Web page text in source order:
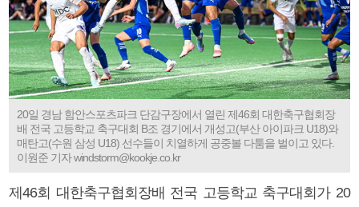
20일 경남 함안스포츠파크 단감구장에서 열린 제46회 대한축구협회장
배 전국 고등학교 축구대회 B조 경기에서 개성고(부산 아이파크 U18)와
매탄고(수원 삼성 U18) 선수들이 치열하게 공중볼 다툼을 벌이고 있다.
이원준 기자 windstorm@kookje.co.kr
제46회 대한축구협회장배 전국 고등학교 축구대회가 20